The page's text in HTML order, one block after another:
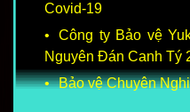
Covid-19
Công ty Bảo vệ
Nguyên Đán Canh Tý
Bảo vệ Chuyên